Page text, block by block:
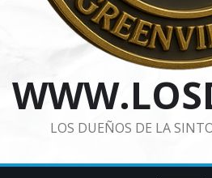
LOS DUEÑOS DE LA